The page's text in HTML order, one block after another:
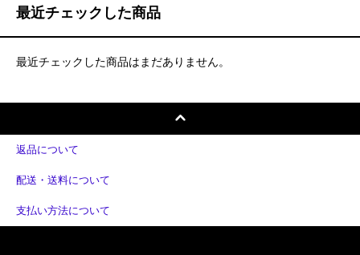
最近チェックした商品
最近チェックした商品はまだありません。
返品について
配送・送料について
支払い方法について